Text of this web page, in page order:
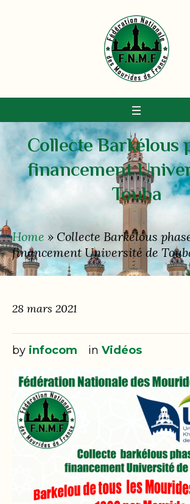
Collecte Barkélous
financement
Touba
Home » Collecte Barkélous
financement Université de
28 mars 2021
by infocom in Vidéos